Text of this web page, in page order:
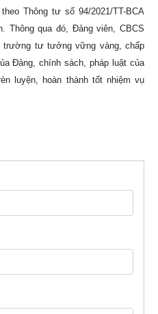
Thông tư số 94/2021/TT-BCA
Thông qua đó, Đảng viên, CBCS
trường tư tưởng vững vàng, chấp
Đảng, chính sách, pháp luật của
luyện, hoàn thành tốt nhiệm vụ